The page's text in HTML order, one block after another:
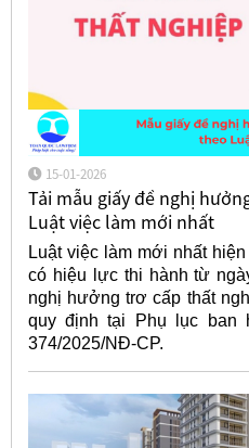
15-01-2026
Tải mẫu giấy đề nghị
Luật việc làm mới nhất
Luật việc làm mới nhất
có hiệu lực thi hành từ
nghị hưởng trơ cấp thất
quy định tại Phụ lục ban
374/2025/NĐ-CP.